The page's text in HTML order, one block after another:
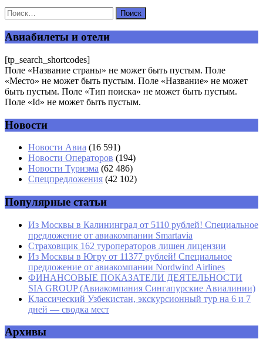
Ваш адрес email не будет опубликован.
Имя *
Email*
Авиабилеты и отели
[tp_search_shortcodes]
Поле «Название страны» не может быть пустым. Поле
«Место» не может быть пустым. Поле «Название» не может
быть пустым. Поле «Тип поиска» не может быть пустым.
Поле «Id» не может быть пустым.
Новости
Новости Авиа (16 591)
Новости Операторов (194)
Новости Туризма (62 486)
Спецпредложения (42 102)
Популярные статьи
Из Москвы в Калининград от 5110 рублей! Специальное
предложение от авиакомпании Smartavia
Страховщик 162 туроператоров лишен лицензии
Из Москвы в Югру от 11377 рублей! Специальное
предложение от авиакомпании Nordwind Airlines
ФИНАНСОВЫЕ ПОКАЗАТЕЛИ ДЕЯТЕЛЬНОСТИ
SIA GROUP (Авиакомпания Сингапурские Авиалинии)
Классический Узбекистан, экскурсионный тур на 6 и 7
дней — сводка мест
Архивы